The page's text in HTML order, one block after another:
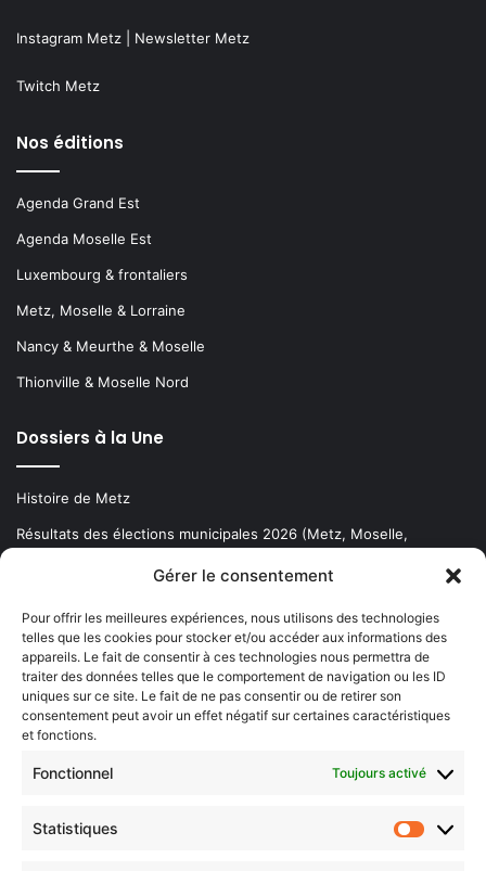
Gérer le consentement
Pour offrir les meilleures expériences, nous utilisons des technologies
telles que les cookies pour stocker et/ou accéder aux informations des
appareils. Le fait de consentir à ces technologies nous permettra de
traiter des données telles que le comportement de navigation ou les ID
uniques sur ce site. Le fait de ne pas consentir ou de retirer son
consentement peut avoir un effet négatif sur certaines caractéristiques
et fonctions.
Fonctionnel Toujours activé
Statistiques
Instagram Metz Newsletter Metz
Twitch Metz
Nos éditions
Agenda Grand Est
Agenda Moselle Est
Luxembourg & frontaliers
Metz, Moselle & Lorraine
Nancy & Meurthe & Moselle
Thionville & Moselle Nord
Dossiers à la Une
Histoire de Metz
Résultats des élections municipales 2026 (Metz, Moselle,
Newsletter gratuite
Choisissez : matin, soir ou hebdo ?